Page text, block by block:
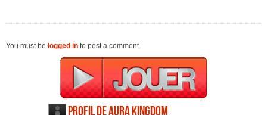
You must be logged in to post a comment.